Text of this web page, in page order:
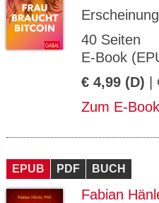
40 Seiten
E-Book
€ 4,99 (D) |
Zum E-
EPUB PDF BUCH
Fabian